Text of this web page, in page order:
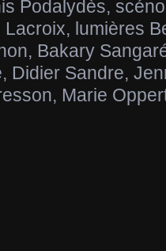
Podalydès,
lumières
Bakary
Didier Sandre,
Marie